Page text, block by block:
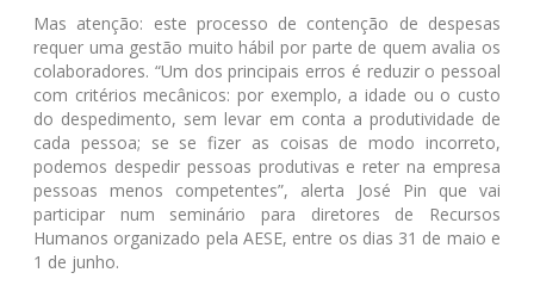
Mas atenção: este processo de contenção de despesas
requer uma gestão muito hábil por parte de quem avalia os
colaboradores. “Um dos principais erros é reduzir o pessoal
com critérios mecânicos: por exemplo, a idade ou o custo
do despedimento, sem levar em conta a produtividade de
cada pessoa; se se fizer as coisas de modo incorreto,
podemos despedir pessoas produtivas e reter na empresa
pessoas menos competentes”, alerta José Pin que vai
participar num seminário para diretores de Recursos
Humanos organizado pela AESE, entre os dias 31 de maio e
1 de junho.